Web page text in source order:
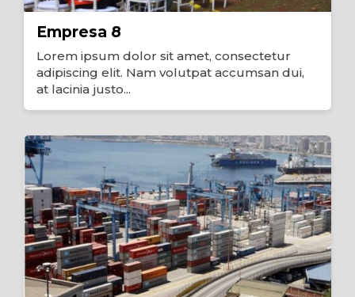
Empresa 8
Lorem ipsum dolor sit amet, consectetur
adipiscing elit. Nam volutpat accumsan dui,
at lacinia justo...